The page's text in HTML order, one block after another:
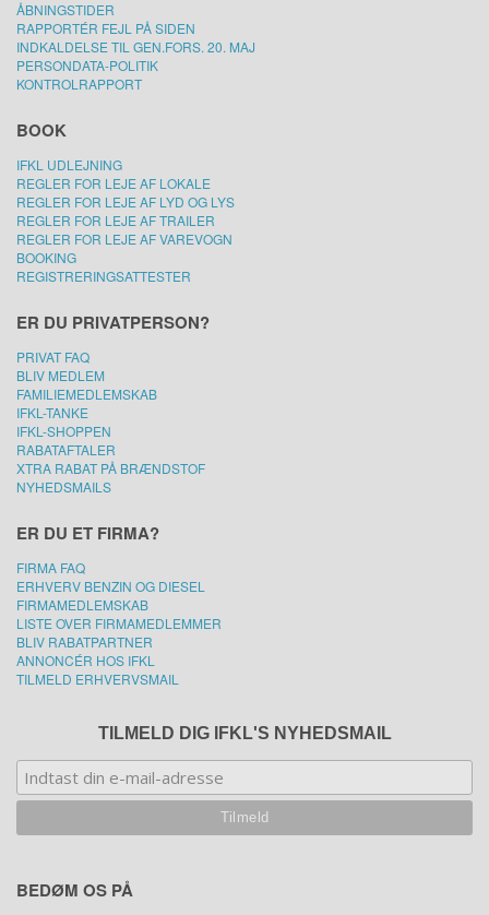
ÅBNINGSTIDER
RAPPORTÉR FEJL PÅ SIDEN
INDKALDELSE TIL GEN.FORS. 20. MAJ
PERSONDATA-POLITIK
KONTROLRAPPORT
BOOK
IFKL UDLEJNING
REGLER FOR LEJE AF LOKALE
REGLER FOR LEJE AF LYD OG LYS
REGLER FOR LEJE AF TRAILER
REGLER FOR LEJE AF VAREVOGN
BOOKING
REGISTRERINGSATTESTER
ER DU PRIVATPERSON?
PRIVAT FAQ
BLIV MEDLEM
FAMILIEMEDLEMSKAB
IFKL-TANKE
IFKL-SHOPPEN
RABATAFTALER
XTRA RABAT PÅ BRÆNDSTOF
NYHEDSMAILS
ER DU ET FIRMA?
FIRMA FAQ
ERHVERV BENZIN OG DIESEL
FIRMAMEDLEMSKAB
LISTE OVER FIRMAMEDLEMMER
BLIV RABATPARTNER
ANNONCÉR HOS IFKL
TILMELD ERHVERVSMAIL
TILMELD DIG IFKL'S NYHEDSMAIL
BEDØM OS PÅ